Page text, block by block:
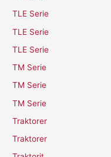
TLE Serie
TLE Serie
TLE Serie
TM Serie
TM Serie
TM Serie
Traktorer
Traktorer